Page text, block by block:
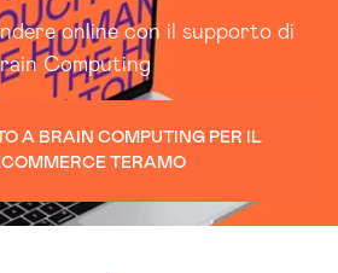
online con il supporto di
Computing
A BRAIN COMPUTING PER IL
TERAMO